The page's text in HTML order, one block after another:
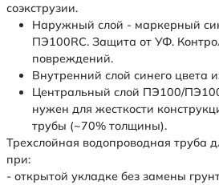
соэкструзии.
Наружный слой - маркерный
ПЭ100RC. Защита от УФ.
повреждений.
Внутренний слой синего цвета
Центральный слой ПЭ100/
нужен для жесткости
трубы (~70% толщины).
Трехслойная водопроводная труба
при:
- открытой укладке без замены